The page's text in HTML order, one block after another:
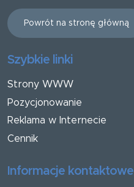
Powrót na stronę główną
Szybkie linki
Strony WWW
Pozycjonowanie
Reklama w Internecie
Cennik
Informacje kontaktowe